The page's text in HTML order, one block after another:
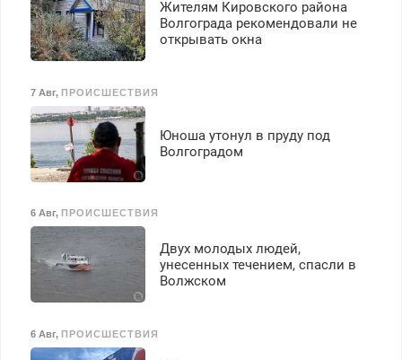
Жителям Кировского района
Волгограда рекомендовали не
открывать окна
7 Авг, ПРОИСШЕСТВИЯ
Юноша утонул в пруду под
Волгоградом
6 Авг, ПРОИСШЕСТВИЯ
Двух молодых людей,
унесенных течением, спасли в
Волжском
6 Авг, ПРОИСШЕСТВИЯ